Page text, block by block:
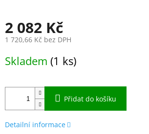
2 082 Kč
1 720,66 Kč bez DPH
cena:
Skladem (1 ks)
Přidat do košíku
Detailní informace